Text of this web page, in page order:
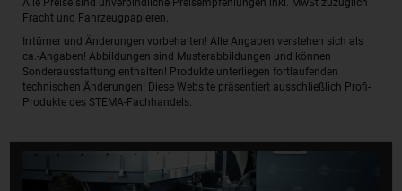
Fracht und Fahrzeugpapieren.
Irrtümer und Änderungen vorbehalten! Alle Angaben verstehen sich als
ca.-Angaben! Abbildungen sind Musterabbildungen und können
Sonderausstattung enthalten! Produkte unterliegen fortlaufenden
technischen Änderungen! Diese Website präsentiert ausschließlich Profi-
Produkte des STEMA-Fachhandels.